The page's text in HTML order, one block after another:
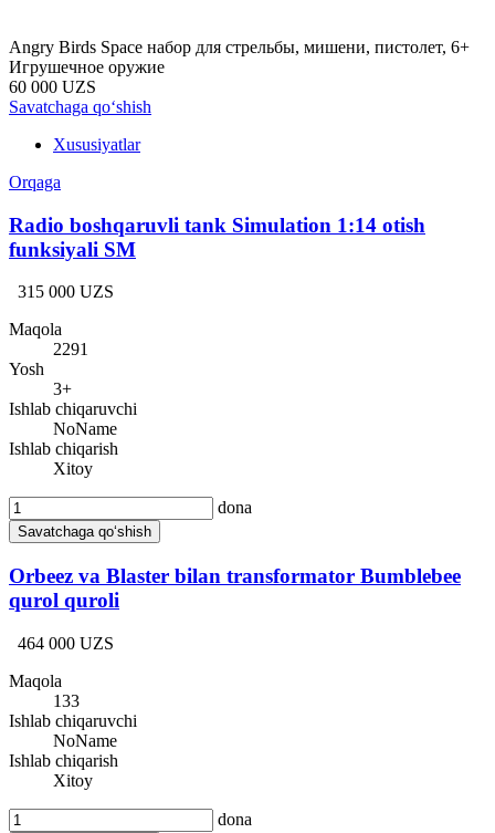
Angry Birds Space набор для стрельбы, мишени, пистолет, 6+
Игрушечное оружие
60 000 UZS
Savatchaga qo‘shish
Xususiyatlar
Orqaga
Radio boshqaruvli tank Simulation 1:14 otish
funksiyali SM
315 000 UZS
Maqola
2291
Yosh
3+
Ishlab chiqaruvchi
NoName
Ishlab chiqarish
Xitoy
dona
Savatchaga qo‘shish
Orbeez va Blaster bilan transformator Bumblebee
qurol quroli
464 000 UZS
Maqola
133
Ishlab chiqaruvchi
NoName
Ishlab chiqarish
Xitoy
dona